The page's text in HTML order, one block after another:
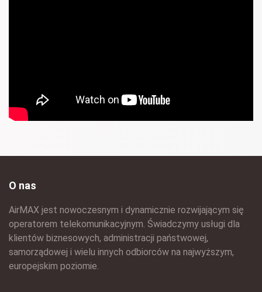
O nas
AirMAX jest nowoczesnym i dynamicznie rozwijającym się
operatorem telekomunikacyjnym. Świadczymy usługi dla
klientów biznesowych, administracji państwowej,
samorządowej i wielu innych odbiorców na najwyższym,
europejskim poziomie.